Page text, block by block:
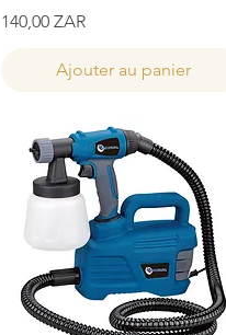
Prix
140,00 ZAR
Ajouter au panier